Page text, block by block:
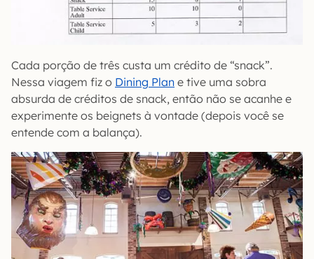
Cada porção de três custa um crédito de “snack”.
Nessa viagem fiz o Dining Plan e tive uma sobra
absurda de créditos de snack, então não se acanhe e
experimente os beignets à vontade (depois você se
entende com a balança).